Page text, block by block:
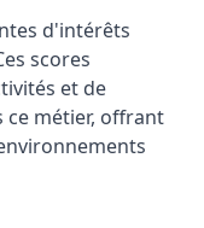
d'intérêts
scores
et de
ce métier, offrant